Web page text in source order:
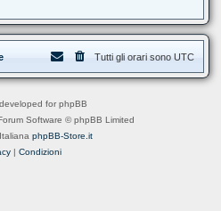
Tutti gli orari sono UTC
for phpBB
Software © phpBB Limited
phpBB-Store.it
| Condizioni